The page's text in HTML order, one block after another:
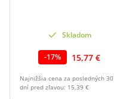
Skladom
-17% 15,77 €
Najnižšia cena za posledných 30
dní pred zľavou: 15,39 €